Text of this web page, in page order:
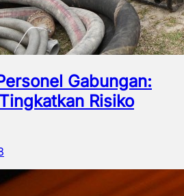
Gabungan:
Risiko